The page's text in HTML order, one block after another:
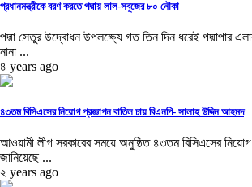
প্রধানমন্ত্রীকে বরণ করতে পদ্মায় লাল-সবুজের ৮০ নৌকা
পদ্মা সেতুর উদ্বোধন উপলক্ষ্যে গত তিন দিন ধরেই পদ্মাপার
নানা ...
৪ years ago
৪৩তম বিসিএসের নিয়োগ প্রজ্ঞাপন বাতিল চায় বিএনপি- সালাহ উদ্দিন আহমদ
আওয়ামী লীগ সরকারের সময়ে অনুষ্ঠিত ৪৩তম বিসিএসের নিয়োগ
জানিয়েছে ...
২ years ago